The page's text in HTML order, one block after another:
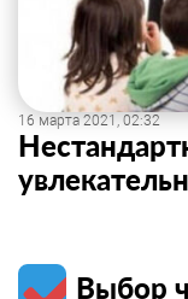
16 марта 2021, 02:32
Выбор